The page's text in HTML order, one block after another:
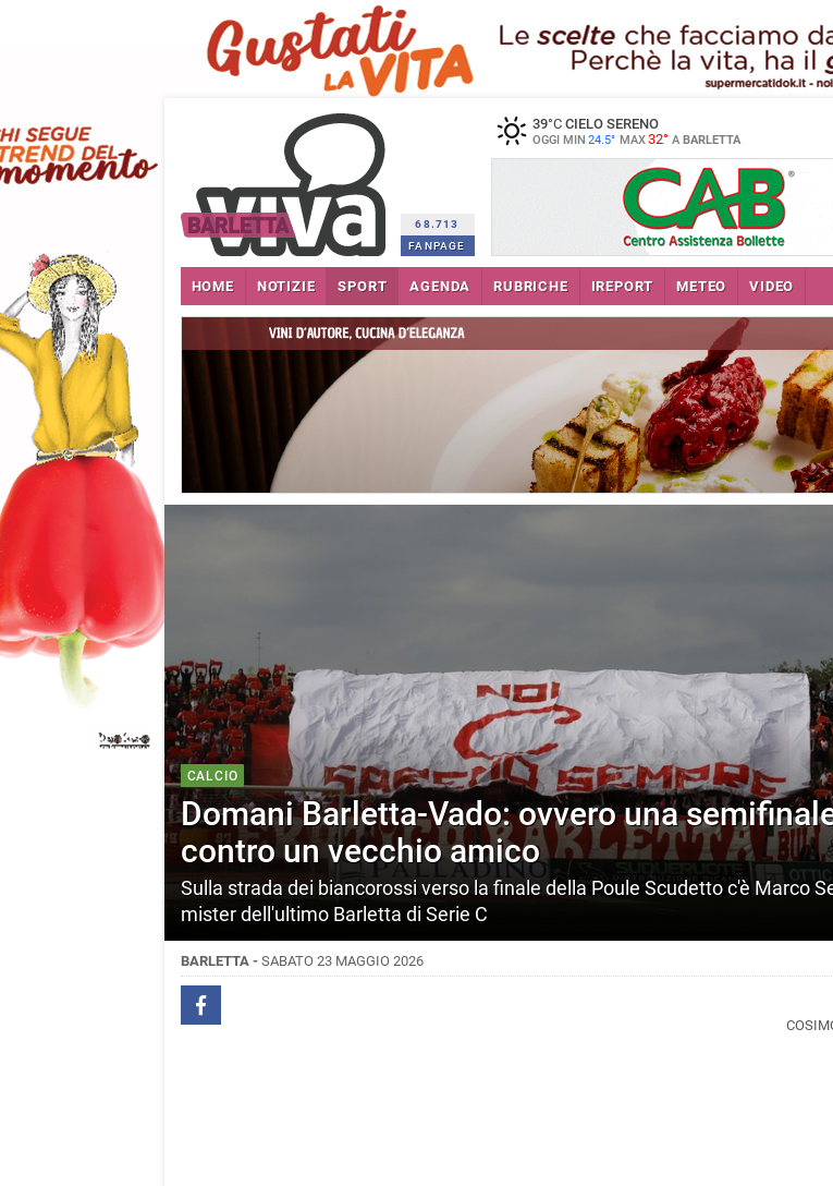
68.713
FANPAGE
39°CCIELO SERENO
OGGI MIN 24.5° MAX32° A BARLETTA
HOME NOTIZIE SPORT AGENDA RUBRICHE IREPORT METEO VIDEO
CALCIO
Domani Barletta-Vado: ovvero una
contro un vecchio amico
Sulla strada dei biancorossi verso la finale della Poule Scudetto c'è Marco
mister dell'ultimo Barletta di Serie C
BARLETTA - SABATO 23 MAGGIO 2026